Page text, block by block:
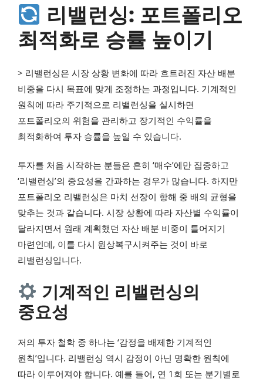
리밸런싱: 포트폴리오
최적화로 승률 높이기
> 리밸런싱은 시장 상황 변화에 따라 흐트러진 자산 배분
비중을 다시 목표에 맞게 조정하는 과정입니다. 기계적인
원칙에 따라 주기적으로 리밸런싱을 실시하면
포트폴리오의 위험을 관리하고 장기적인 수익률을
최적화하여 투자 승률을 높일 수 있습니다.
투자를 처음 시작하는 분들은 흔히 ‘매수’에만 집중하고
‘리밸런싱’의 중요성을 간과하는 경우가 많습니다. 하지만
포트폴리오 리밸런싱은 마치 선장이 항해 중 배의 균형을
맞추는 것과 같습니다. 시장 상황에 따라 자산별 수익률이
달라지면서 원래 계획했던 자산 배분 비중이 틀어지기
마련인데, 이를 다시 원상복구시켜주는 것이 바로
리밸런싱입니다.
기계적인 리밸런싱의
중요성
저의 투자 철학 중 하나는 ‘감정을 배제한 기계적인
원칙’입니다. 리밸런싱 역시 감정이 아닌 명확한 원칙에
따라 이루어져야 합니다. 예를 들어, 연 1회 또는 분기별로